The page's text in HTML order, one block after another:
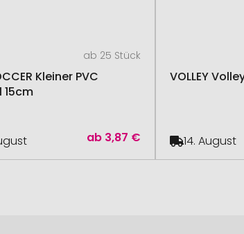
ab 25 Stück
Kleiner PVC
15cm
ab 3,87 €
VOLLEY
14. August